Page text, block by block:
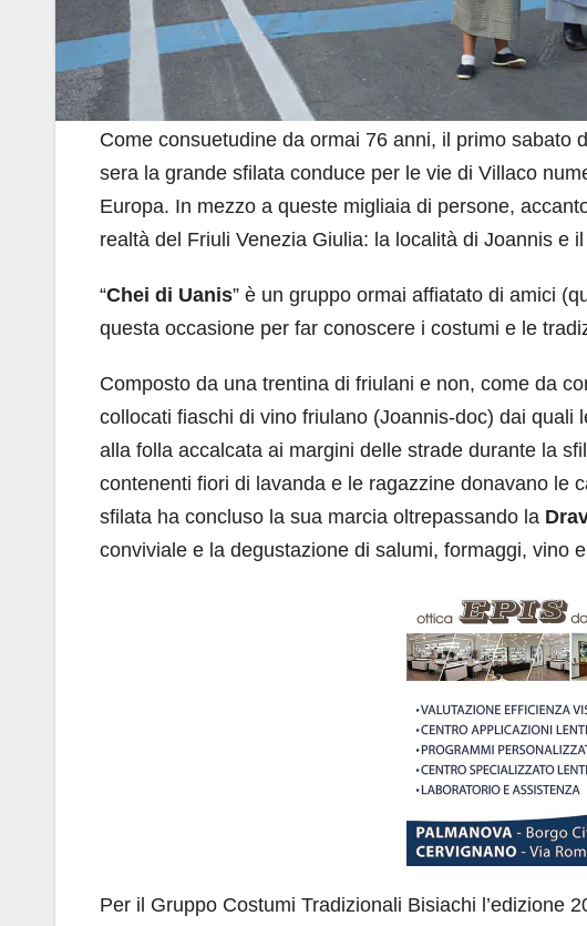
Come consuetudine da ormai 76 anni, il primo sabato
sera la grande sfilata conduce per le vie di Villaco
Europa. In mezzo a queste migliaia di persone,
realtà del Friuli Venezia Giulia: la località di Joannis e
“Chei di Uanis” è un gruppo ormai affiatato di amici
questa occasione per far conoscere i costumi e le
Composto da una trentina di friulani e non, come da
collocati fiaschi di vino friulano (Joannis-doc) dai quali
alla folla accalcata ai margini delle strade durante la
contenenti fiori di lavanda e le ragazzine donavano le
sfilata ha concluso la sua marcia oltrepassando la
conviviale e la degustazione di salumi, formaggi, vino
Per il Gruppo Costumi Tradizionali Bisiachi l’edizione